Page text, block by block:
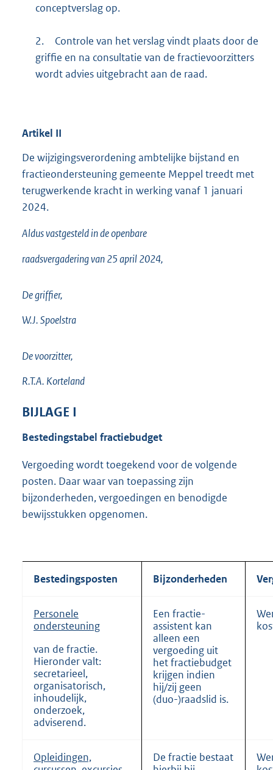
conceptverslag op.
2.
Controle van het verslag vindt plaats door de
griffie en na consultatie van de fractievoorzitters
wordt advies uitgebracht aan de raad.
Artikel II
De wijzigingsverordening ambtelijke bijstand en
fractieondersteuning gemeente Meppel treedt met
terugwerkende kracht in werking vanaf 1 januari
2024.
Aldus vastgesteld in de openbare
raadsvergadering van 25 april 2024,
De griffier,
W.J. Spoelstra
De voorzitter,
R.T.A. Korteland
BIJLAGE I
Bestedingstabel fractiebudget
Vergoeding wordt toegekend voor de volgende
posten. Daar waar van toepassing zijn
bijzonderheden, vergoedingen en benodigde
bewijsstukken opgenomen.
Bestedingsposten Bijzonderheden
Personele
ondersteuning
van de fractie.
Hieronder valt:
secretarieel,
organisatorisch,
inhoudelijk,
onderzoek,
adviserend.
Een fractie-
assistent kan
alleen een
vergoeding uit
het fractiebudget
krijgen indien
hij/zij geen
(duo-)raadslid is.
Opleidingen,
De fractie bestaat